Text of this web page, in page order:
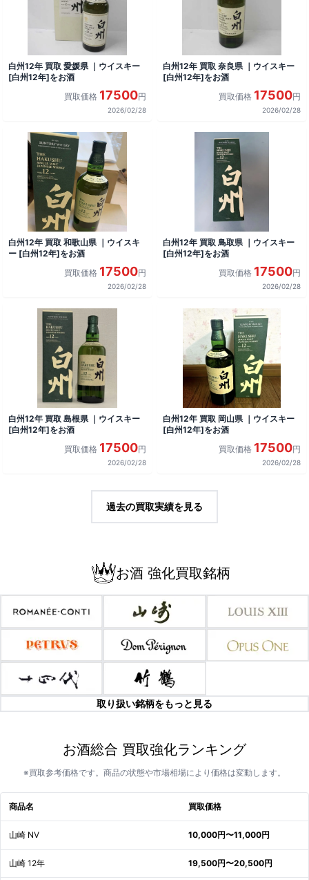
白州12年 買取 愛媛県 ｜ウイスキー
[白州12年]をお酒
買取価格 17500円
2026/02/28
白州12年 買取 奈良県 ｜ウイスキー
[白州12年]をお酒
買取価格 17500円
2026/02/28
白州12年 買取 和歌山県 ｜ウイスキ
ー [白州12年]をお酒
買取価格 17500円
2026/02/28
白州12年 買取 鳥取県 ｜ウイスキー
[白州12年]をお酒
買取価格 17500円
2026/02/28
白州12年 買取 島根県 ｜ウイスキー
[白州12年]をお酒
買取価格 17500円
2026/02/28
白州12年 買取 岡山県 ｜ウイスキー
[白州12年]をお酒
買取価格 17500円
2026/02/28
過去の買取実績を見る
お酒 強化買取銘柄
取り扱い銘柄をもっと見る
お酒総合 買取強化ランキング
※買取参考価格です。商品の状態や市場相場により価格は変動します。
商品名 買取価格
山崎 NV 10,000円〜11,000円
山崎 12年 19,500円〜20,500円